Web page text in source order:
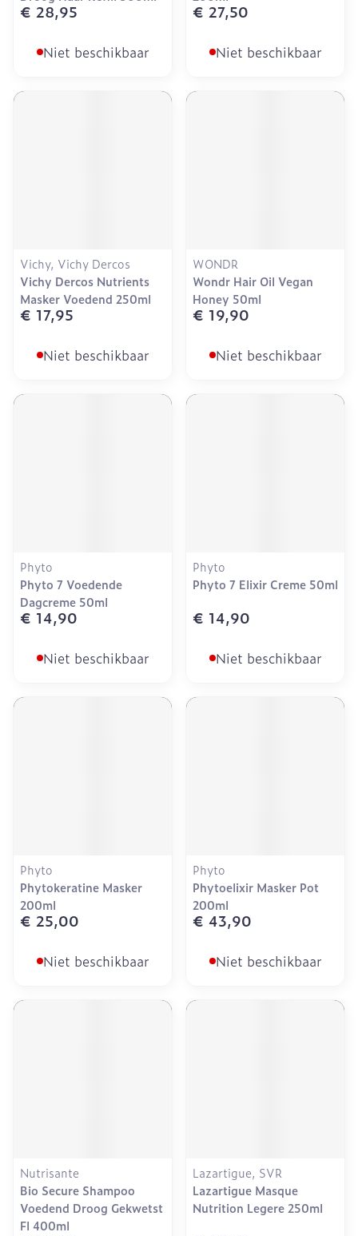
€ 28,95
Niet beschikbaar
€ 27,50
Niet beschikbaar
Vichy, Vichy Dercos
Vichy Dercos Nutrients
Masker Voedend 250ml
€ 17,95
Niet beschikbaar
WONDR
Wondr Hair Oil Vegan
Honey 50ml
€ 19,90
Niet beschikbaar
Phyto
Phyto 7 Voedende
Dagcreme 50ml
€ 14,90
Niet beschikbaar
Phyto
Phyto 7 Elixir Creme 50ml
€ 14,90
Niet beschikbaar
Phyto
Phytokeratine Masker
200ml
€ 25,00
Niet beschikbaar
Phyto
Phytoelixir Masker Pot
200ml
€ 43,90
Niet beschikbaar
Nutrisante
Bio Secure Shampoo
Voedend Droog Gekwetst
Fl 400ml
Lazartigue, SVR
Lazartigue Masque
Nutrition Legere 250ml